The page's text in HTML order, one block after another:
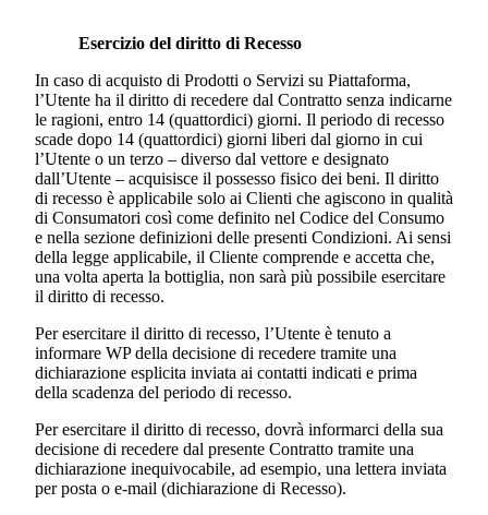
Esercizio del diritto di Recesso
In caso di acquisto di Prodotti o Servizi su Piattaforma,
l’Utente ha il diritto di recedere dal Contratto senza indicarne
le ragioni, entro 14 (quattordici) giorni. Il periodo di recesso
scade dopo 14 (quattordici) giorni liberi dal giorno in cui
l’Utente o un terzo – diverso dal vettore e designato
dall’Utente – acquisisce il possesso fisico dei beni. Il diritto
di recesso è applicabile solo ai Clienti che agiscono in qualità
di Consumatori così come definito nel Codice del Consumo
e nella sezione definizioni delle presenti Condizioni. Ai sensi
della legge applicabile, il Cliente comprende e accetta che,
una volta aperta la bottiglia, non sarà più possibile esercitare
il diritto di recesso.
Per esercitare il diritto di recesso, l’Utente è tenuto a
informare WP della decisione di recedere tramite una
dichiarazione esplicita inviata ai contatti indicati e prima
della scadenza del periodo di recesso.
Per esercitare il diritto di recesso, dovrà informarci della sua
decisione di recedere dal presente Contratto tramite una
dichiarazione inequivocabile, ad esempio, una lettera inviata
per posta o e-mail (dichiarazione di Recesso).